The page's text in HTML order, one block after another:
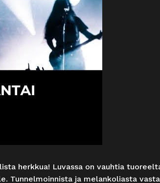
herkkua! Luvassa on vauhtia
ja melankoliasta